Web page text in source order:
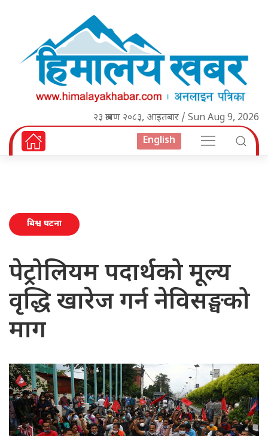
२३ श्रावण २०८३, आइतबार / Sun Aug 9, 2026
English
बिश्व घटना
पेट्रोलियम पदार्थको मूल्य
वृद्धि खारेज गर्न नेविसङ्घको
माग